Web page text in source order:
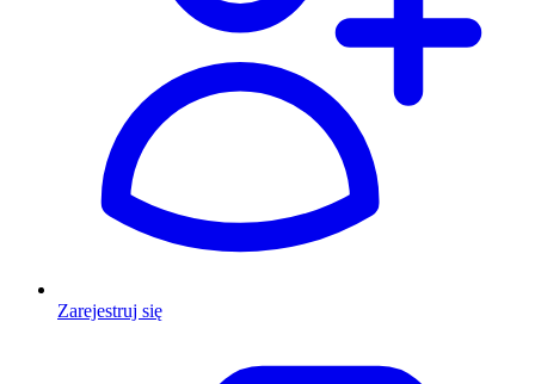
Zarejestruj się